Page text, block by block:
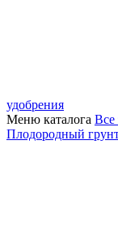
удобрения
Меню каталога Все
Плодородный